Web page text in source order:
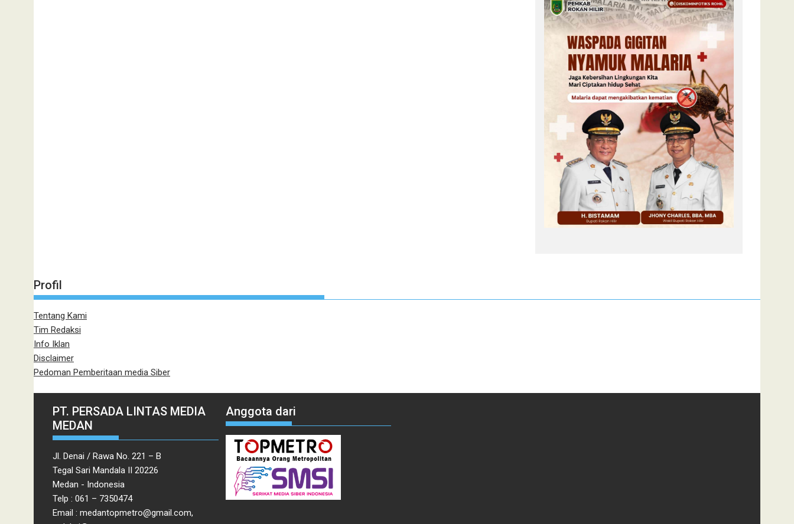
Profil
Tentang Kami
Tim Redaksi
Info Iklan
Disclaimer
Pedoman Pemberitaan media Siber
PT. PERSADA LINTAS MEDIA
MEDAN
Jl. Denai / Rawa No. 221 – B
Tegal Sari Mandala II 20226
Medan - Indonesia
Telp : 061 – 7350474
Email : medantopmetro@gmail.com,
Anggota dari